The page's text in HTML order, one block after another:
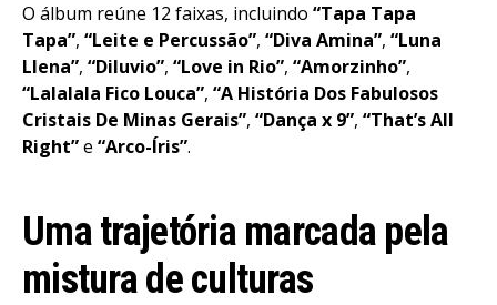
O álbum reúne 12 faixas, incluindo “Tapa Tapa
Tapa”, “Leite e Percussão”, “Diva Amina”, “Luna
Llena”, “Diluvio”, “Love in Rio”, “Amorzinho”,
“Lalalala Fico Louca”, “A História Dos Fabulosos
Cristais De Minas Gerais”, “Dança x 9”, “That’s All
Right”e “Arco-Íris”.
Uma trajetória marcada pela
mistura de culturas